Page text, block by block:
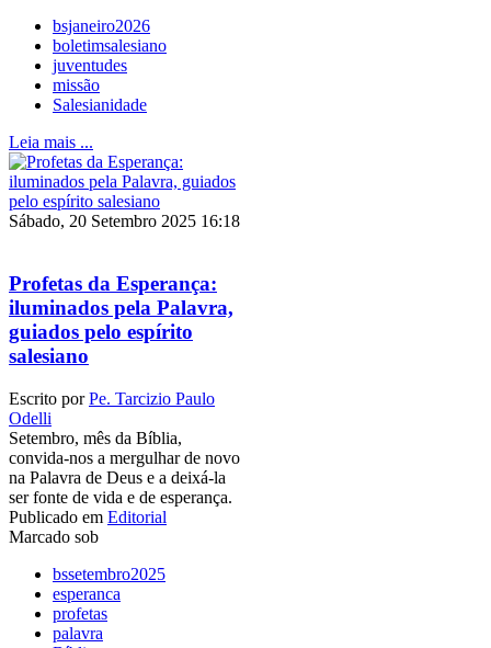
bsjaneiro2026
boletimsalesiano
juventudes
missão
Salesianidade
Leia mais ...
Sábado, 20 Setembro 2025 16:18
Profetas da Esperança:
iluminados pela Palavra,
guiados pelo espírito
salesiano
Escrito porPe. Tarcizio Paulo
Odelli
Setembro, mês da Bíblia,
convida-nos a mergulhar de novo
na Palavra de Deus e a deixá-la
ser fonte de vida e de esperança.
Publicado em Editorial
Marcado sob
bssetembro2025
esperanca
profetas
palavra